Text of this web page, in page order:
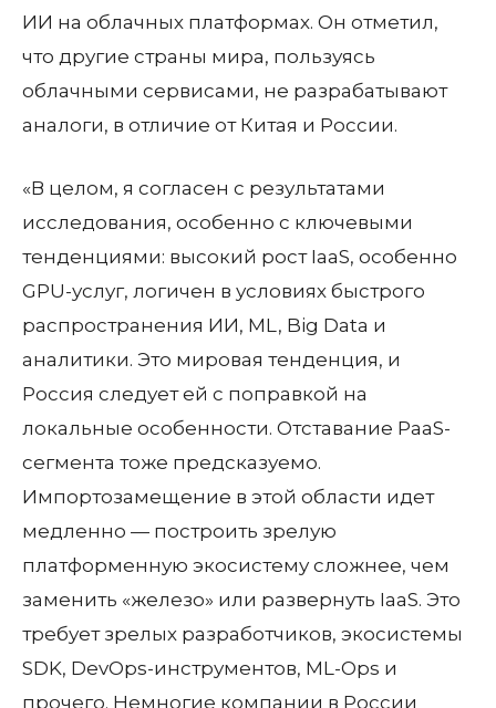
ИИ на облачных платформах. Он отметил,
что другие страны мира, пользуясь
облачными сервисами, не разрабатывают
аналоги, в отличие от Китая и России.
«В целом, я согласен с результатами
исследования, особенно с ключевыми
тенденциями: высокий рост IaaS, особенно
GPU-услуг, логичен в условиях быстрого
распространения ИИ, ML, Big Data и
аналитики. Это мировая тенденция, и
Россия следует ей с поправкой на
локальные особенности. Отставание PaaS-
сегмента тоже предсказуемо.
Импортозамещение в этой области идет
медленно — построить зрелую
платформенную экосистему сложнее, чем
заменить «железо» или развернуть IaaS. Это
требует зрелых разработчиков, экосистемы
SDK, DevOps-инструментов, ML-Ops и
прочего. Немногие компании в России